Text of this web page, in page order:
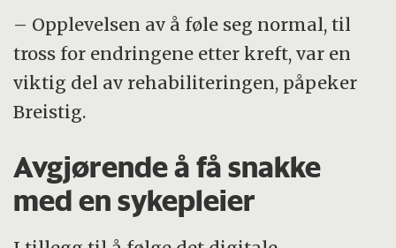
– Opplevelsen av å føle seg normal, til
tross for endringene etter kreft, var en
viktig del av rehabiliteringen, påpeker
Breistig.
Avgjørende å få snakke
med en sykepleier